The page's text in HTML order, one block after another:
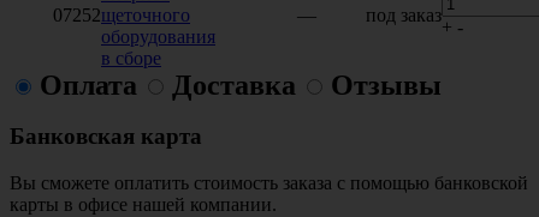
07252щеточного
оборудования
в сборе
— под заказ
+ -
Оплата Доставка Отзывы
Банковская карта
Вы сможете оплатить стоимость заказа с помощью банковской
карты в офисе нашей компании.